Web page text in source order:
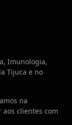
Imunologia,
Tijuca e no
na
clientes com